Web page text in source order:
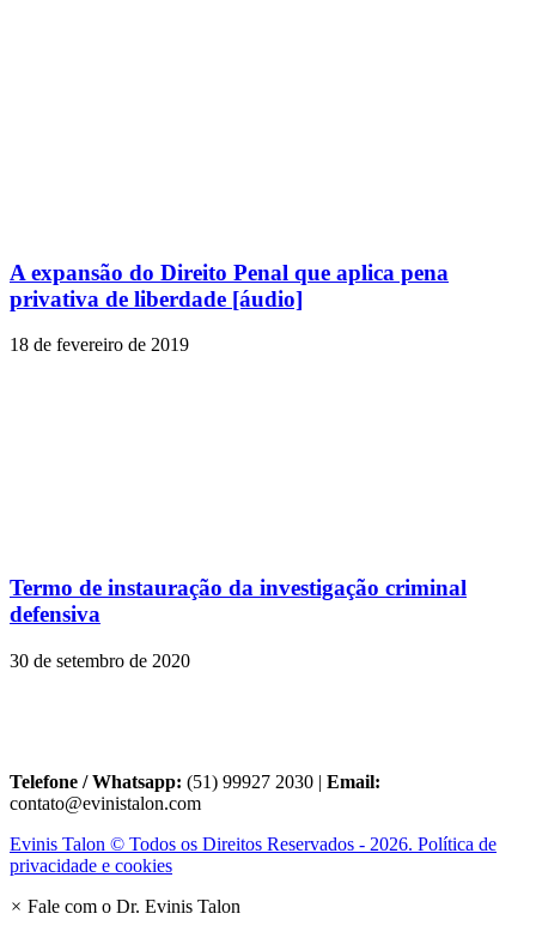
A expansão do Direito Penal que aplica pena
privativa de liberdade [áudio]
18 de fevereiro de 2019
Termo de instauração da investigação criminal
defensiva
30 de setembro de 2020
Telefone / Whatsapp: (51) 99927 2030 | Email:
contato@evinistalon.com
Evinis Talon © Todos os Direitos Reservados - 2026. Política de
privacidade e cookies
× Fale com o Dr. Evinis Talon